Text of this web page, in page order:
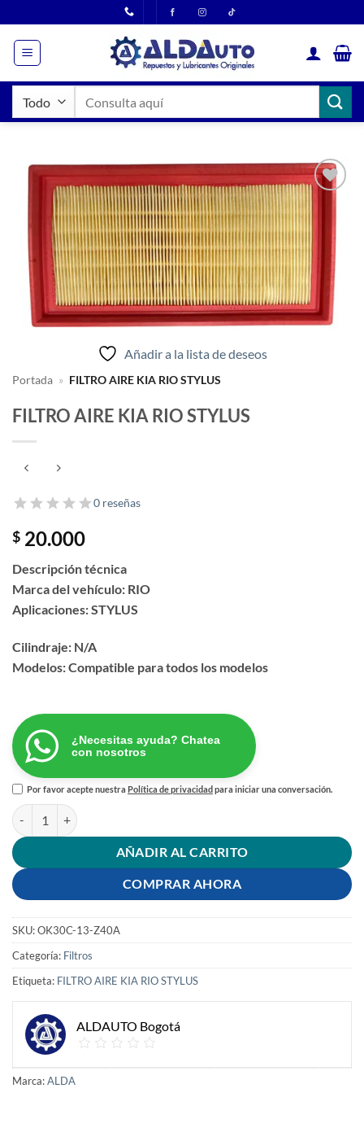
al
contenido
lista
deseos
Añadir a la lista de deseos
Portada » FILTRO AIRE KIA RIO STYLUS
FILTRO AIRE KIA RIO STYLUS
0 reseñas
$ 20.000
Descripción técnica
Marca del vehículo: RIO
Aplicaciones: STYLUS
Cilindraje: N/A
Modelos: Compatible para todos los modelos
¿Necesitas ayuda? Chatea
con nosotros
Por favor acepte nuestraPolítica de privacidad para iniciar una conversación.
FILTRO AIRE KIA RIO STYLUS cantidad
AÑADIR AL CARRITO
COMPRAR AHORA
SKU:OK30C-13-Z40A
Categoría: Filtros
Etiqueta: FILTRO AIRE KIA RIO STYLUS
ALDAUTO Bogotá
Marca:ALDA